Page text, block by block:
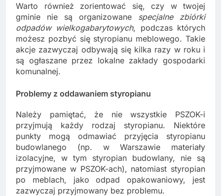
Warto również zorientować się, czy w twojej
gminie nie są organizowane specjalne zbiórki
odpadów wielkogabarytowych, podczas których
możesz pozbyć się styropianu meblowego. Takie
akcje zazwyczaj odbywają się kilka razy w roku i
są ogłaszane przez lokalne zakłady gospodarki
komunalnej.
Problemy z oddawaniem styropianu
Należy pamiętać, że nie wszystkie PSZOK-i
przyjmują każdy rodzaj styropianu. Niektóre
punkty mogą odmawiać przyjęcia styropianu
budowlanego (np. w Warszawie materiały
izolacyjne, w tym styropian budowlany, nie są
przyjmowane w PSZOK-ach), natomiast styropian
po meblach, jako odpad opakowaniowy, jest
zazwyczaj przyjmowany bez problemu.